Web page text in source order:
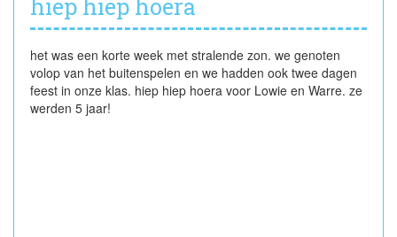
hiep hiep hoera
het was een korte week met stralende zon. we genoten
volop van het buitenspelen en we hadden ook twee dagen
feest in onze klas. hiep hiep hoera voor Lowie en Warre. ze
werden 5 jaar!